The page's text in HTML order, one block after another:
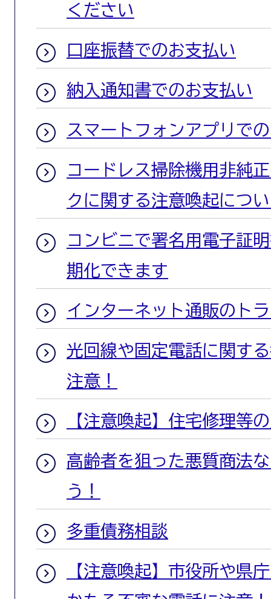
ください
口座振替でのお支払い
納入通知書でのお支払い
スマートフォンアプリで
コードレス掃除機用非純
クに関する注意喚起につ
コンビニで署名用電子証
期化できます
インターネット通販のト
光回線や固定電話に関す
注意！
【注意喚起】住宅修理等
高齢者を狙った悪質商法
う！
多重債務相談
【注意喚起】市役所や県